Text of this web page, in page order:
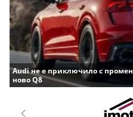
Audi не е приключило с
ново Q8